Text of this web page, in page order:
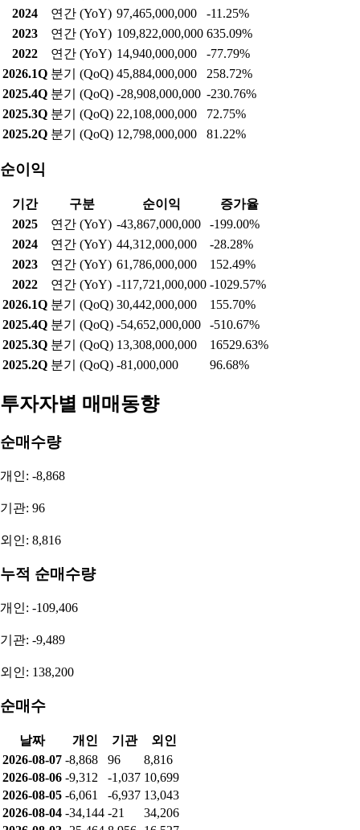
2023
연간 (YoY) 3,525,807,000,000 -2.36%
2022
연간 (YoY) 3,611,151,000,000 4.01%
2026.1Q
분기 (QoQ) 814,714,000,000
6.48%
2025.4Q 분기 (QoQ) 765,156,000,000
-5.85%
2025.3Q 분기 (QoQ) 812,664,000,000
-0.83%
2025.2Q 분기 (QoQ) 819,479,000,000 4.87%
영업이익
기간
2025
연간 (YoY) 13,060,000,000
-86.60%
2024
연간 (YoY) 97,465,000,000
-11.25%
2023
연간 (YoY) 109,822,000,000
635.09%
2022
연간 (YoY) 14,940,000,000
-77.79%
2026.1Q
분기 (QoQ) 45,884,000,000
258.72%
2025.4Q 분기 (QoQ) -28,908,000,000
-230.76%
2025.3Q 분기 (QoQ) 22,108,000,000
72.75%
2025.2Q 분기 (QoQ) 12,798,000,000 81.22%
순이익
기간 구분 순이익
2024
연간 (YoY)
2023
연간 (YoY)
2026.1Q
2025.3Q
2025.2Q 분기 (QoQ)
투자자별 매매동향
순매수량
개인: -8,868
기관: 96
외인: 8,816
누적 순매수량
개인: -109,406